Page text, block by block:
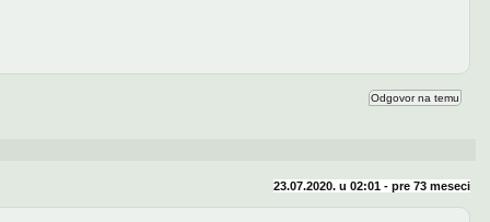
Odgovor na temu
23.07.2020. u 02:01 - pre 73 meseci